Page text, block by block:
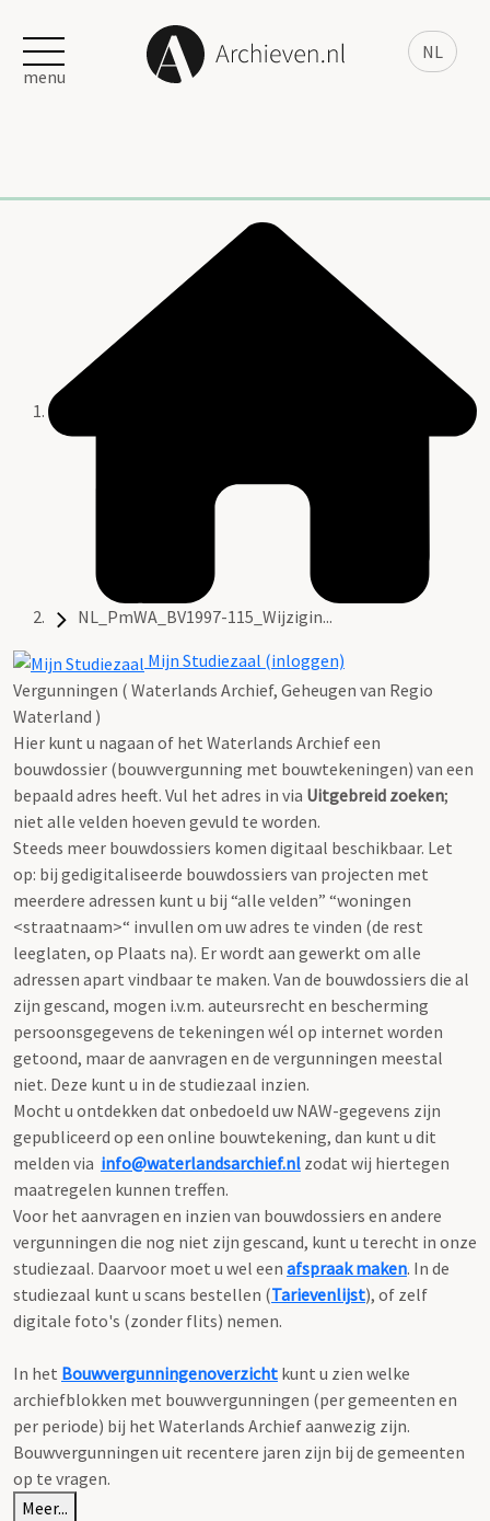
NL
menu
NL_PmWA_BV1997-115_Wijzigin...
Mijn Studiezaal (inloggen)
Vergunningen ( Waterlands Archief, Geheugen van Regio
Waterland )
Hier kunt u nagaan of het Waterlands Archief een
bouwdossier (bouwvergunning met bouwtekeningen) van een
bepaald adres heeft. Vul het adres in via Uitgebreid zoeken;
niet alle velden hoeven gevuld te worden.
Steeds meer bouwdossiers komen digitaal beschikbaar. Let
op: bij gedigitaliseerde bouwdossiers van projecten met
meerdere adressen kunt u bij “alle velden” “woningen
<straatnaam>“ invullen om uw adres te vinden (de rest
leeglaten, op Plaats na). Er wordt aan gewerkt om alle
adressen apart vindbaar te maken. Van de bouwdossiers die al
zijn gescand, mogen i.v.m. auteursrecht en bescherming
persoonsgegevens de tekeningen wél op internet worden
getoond, maar de aanvragen en de vergunningen meestal
niet. Deze kunt u in de studiezaal inzien.
Mocht u ontdekken dat onbedoeld uw NAW-gegevens zijn
gepubliceerd op een online bouwtekening, dan kunt u dit
melden via info@waterlandsarchief.nl zodat wij hiertegen
maatregelen kunnen treffen.
Voor het aanvragen en inzien van bouwdossiers en andere
vergunningen die nog niet zijn gescand, kunt u terecht in onze
studiezaal. Daarvoor moet u wel een afspraak maken. In de
studiezaal kunt u scans bestellen (Tarievenlijst), of zelf
digitale foto's (zonder flits) nemen.
In het Bouwvergunningenoverzicht kunt u zien welke
archiefblokken met bouwvergunningen (per gemeenten en
per periode) bij het Waterlands Archief aanwezig zijn.
Bouwvergunningen uit recentere jaren zijn bij de gemeenten
op te vragen.
Meer...